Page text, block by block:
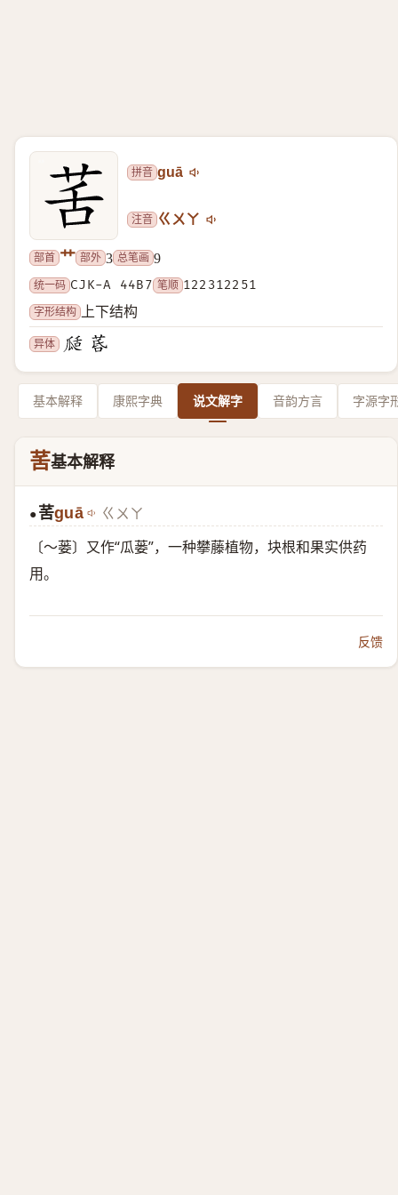
拼音 guā
注音 ㄍㄨㄚ
部首 艹 部外 3 总笔画 9
统一码 CJK-A 44B7 笔顺 122312251
字形结构
上下结构
异体
基本解释 康熙字典 说文解字 音韵方言 字源字
䒷基本解释
● 䒷guā ㄍㄨㄚ
〔～蒌〕又作“瓜蒌”，一种攀藤植物，块根和果实供药
用。
反馈